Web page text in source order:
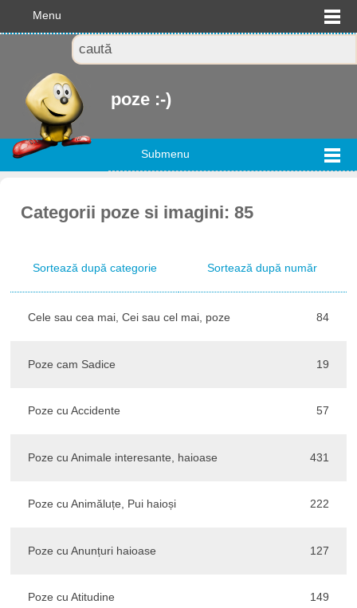
Menu
poze :-)
Submenu
Categorii poze si imagini: 85
Sortează după categorie Sortează după număr
Cele sau cea mai, Cei sau cel mai, poze 84
Poze cam Sadice 19
Poze cu Accidente 57
Poze cu Animale interesante, haioase 431
Poze cu Animăluțe, Pui haioși 222
Poze cu Anunțuri haioase 127
Poze cu Atitudine 149